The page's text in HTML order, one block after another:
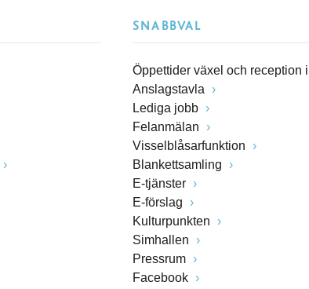
SNABBVAL
Öppettider växel och reception
Anslagstavla
Lediga jobb
Felanmälan
Visselblåsarfunktion
Blankettsamling
E-tjänster
E-förslag
Kulturpunkten
Simhallen
Pressrum
Facebook